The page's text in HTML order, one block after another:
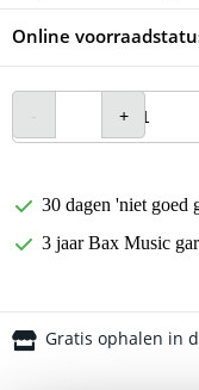
Online
30 dagen 'niet goed
3 jaar Bax Music
Gratis ophalen in